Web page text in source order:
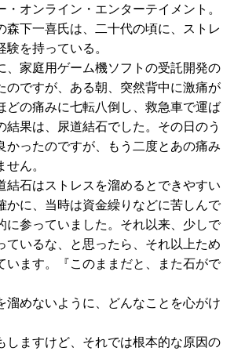
・オンライン・エンターテイメント。
森下一喜氏は、二十代の頃に、ストレ
を持っている。
、家庭用ゲーム機ソフトの受託開発の
のですが、ある朝、突然背中に激痛が
どの痛みに七転八倒し、救急車で運ば
結果は、尿道結石でした。その日のう
かったのですが、もう二度とあの痛み
ん。
結石はストレスを溜めるとできやすい
かに、当時は資金繰りなどに苦しんで
に参っていました。それ以来、少しで
ているな、と思ったら、それ以上ため
います。『このままだと、また石がで
めないように、どんなことを心がけ
しますけど、それでは根本的な原因の